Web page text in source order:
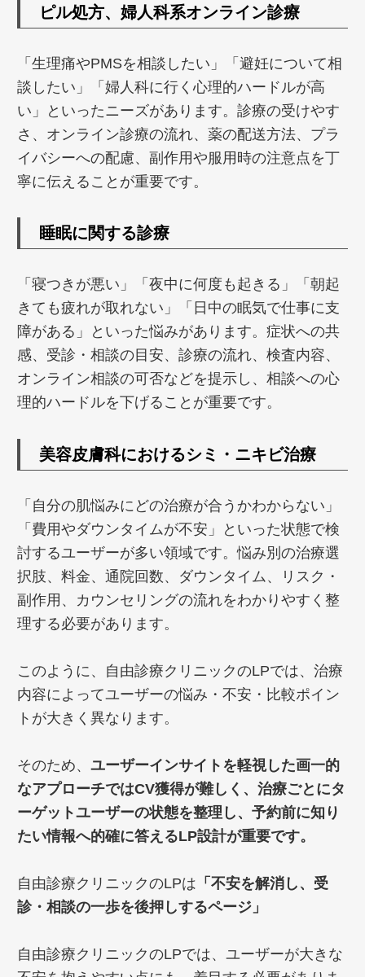
ピル処方、婦人科系オンライン診療
「生理痛やPMSを相談したい」「避妊について相
談したい」「婦人科に行く心理的ハードルが高
い」といったニーズがあります。診療の受けやす
さ、オンライン診療の流れ、薬の配送方法、プラ
イバシーへの配慮、副作用や服用時の注意点を丁
寧に伝えることが重要です。
睡眠に関する診療
「寝つきが悪い」「夜中に何度も起きる」「朝起
きても疲れが取れない」「日中の眠気で仕事に支
障がある」といった悩みがあります。症状への共
感、受診・相談の目安、診療の流れ、検査内容、
オンライン相談の可否などを提示し、相談への心
理的ハードルを下げることが重要です。
美容皮膚科におけるシミ・ニキビ治療
「自分の肌悩みにどの治療が合うかわからない」
「費用やダウンタイムが不安」といった状態で検
討するユーザーが多い領域です。悩み別の治療選
択肢、料金、通院回数、ダウンタイム、リスク・
副作用、カウンセリングの流れをわかりやすく整
理する必要があります。
このように、自由診療クリニックのLPでは、治療
内容によってユーザーの悩み・不安・比較ポイン
トが大きく異なります。
そのため、 ユーザーインサイトを軽視した画一的
なアプローチではCV獲得が難しく、治療ごとにタ
ーゲットユーザーの状態を整理し、予約前に知り
たい情報へ的確に答えるLP設計が重要です。
自由診療クリニックのLPは 「不安を解消し、受
診・相談の一歩を後押しするページ」
自由診療クリニックのLPでは、ユーザーが大きな